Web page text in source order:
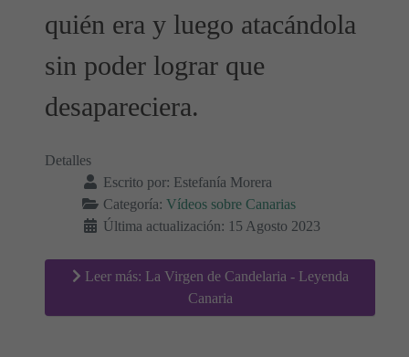
quién era y luego atacándola
sin poder lograr que
desapareciera.
Detalles
Escrito por: Estefanía Morera
Categoría: Vídeos sobre Canarias
Última actualización: 15 Agosto 2023
Leer más: La Virgen de Candelaria - Leyenda
Canaria